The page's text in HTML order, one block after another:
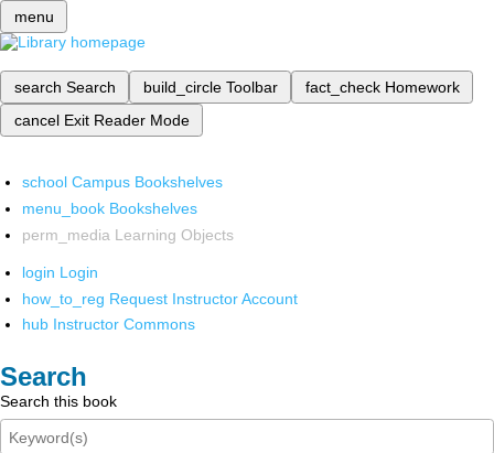
menu
search Search build_circle Toolbar fact_check Homework
cancel Exit Reader Mode
school Campus Bookshelves
menu_book Bookshelves
perm_media Learning Objects
login Login
how_to_reg Request Instructor Account
hub Instructor Commons
Search
Search this book